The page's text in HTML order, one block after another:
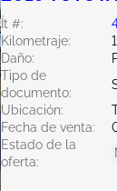
Ít #:
Kilometraje:
Daño:
Tipo de
documento:
Ubicación:
Fecha de venta:
Estado de la
oferta: